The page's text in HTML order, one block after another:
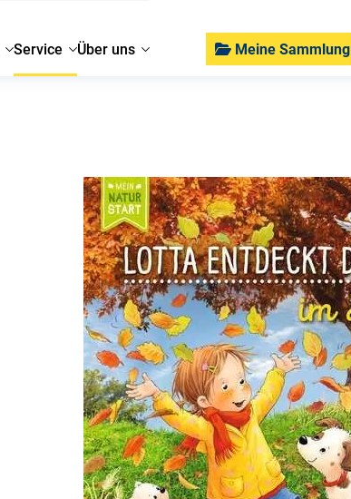
Service Über uns Meine Sammlung